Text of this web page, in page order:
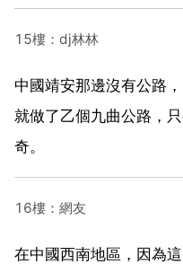
15樓：dj林林
中國靖安那邊沒有公路
就做了乙個九曲公路，
奇。
16樓：網友
在中國西南地區，因為